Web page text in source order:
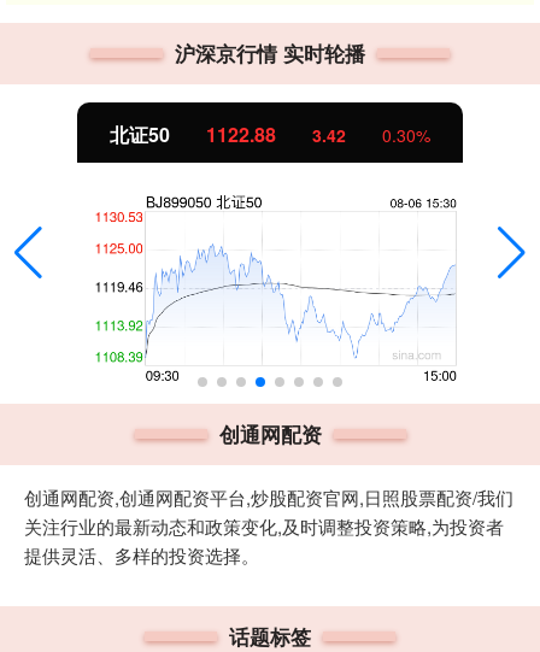
沪深京行情 实时轮播
北证50 1122.88 3.42 0.30%
创通网配资
创通网配资,创通网配资平台,炒股配资官网,日照股票配资/我们
关注行业的最新动态和政策变化,及时调整投资策略,为投资者
提供灵活、多样的投资选择。
话题标签